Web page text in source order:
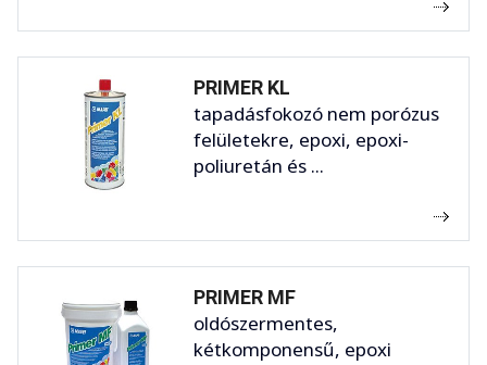
PRIMER KL
tapadásfokozó nem porózus
felületekre, epoxi, epoxi-
poliuretán és ...
PRIMER MF
oldószermentes,
kétkomponensű, epoxi